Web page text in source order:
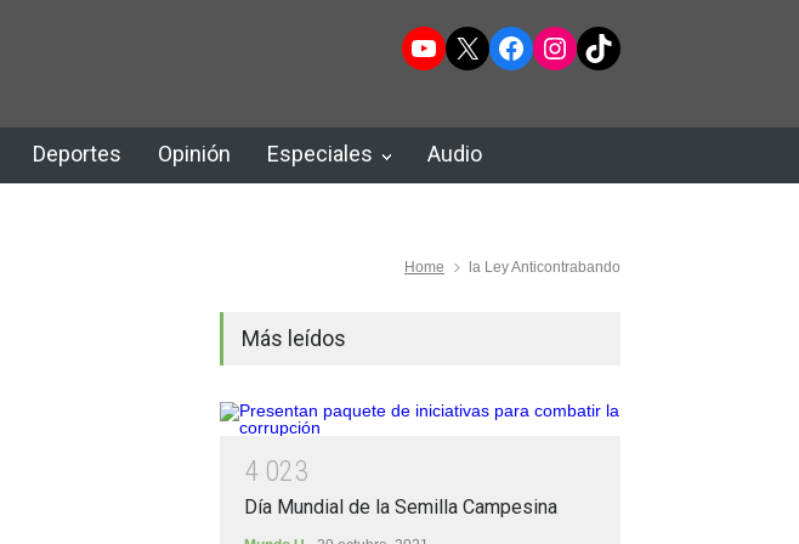
YouTube
X Facebook
Instagram
TikTok
Deportes Opinión Especiales Audio
Home la Ley Anticontrabando
Más leídos
4 023
Día Mundial de la Semilla Campesina